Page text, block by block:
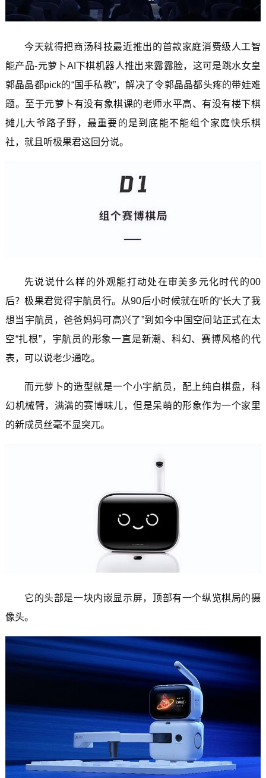
今天就得把商汤科技最近推出的首款家庭消费级人工智
能产品-元萝卜AI下棋机器人推出来露露脸，这可是跳水女皇
郭晶晶都pick的“国手私教”，解决了令郭晶晶都头疼的带娃难
题。至于元萝卜有没有象棋课的老师水平高、有没有楼下棋
摊儿大爷路子野，最重要的是到底能不能组个家庭快乐棋
社，就且听极果君这回分说。
先说说什么样的外观能打动处在审美多元化时代的00
后？极果君觉得宇航员行。从90后小时候就在听的“长大了我
想当宇航员，爸爸妈妈可高兴了”到如今中国空间站正式在太
空“扎根”，宇航员的形象一直是新潮、科幻、赛博风格的代
表，可以说老少通吃。
而元萝卜的造型就是一个小宇航员，配上纯白棋盘，科
幻机械臂，满满的赛博味儿，但是呆萌的形象作为一个家里
的新成员丝毫不显突兀。
它的头部是一块内嵌显示屏，顶部有一个纵览棋局的摄
像头。